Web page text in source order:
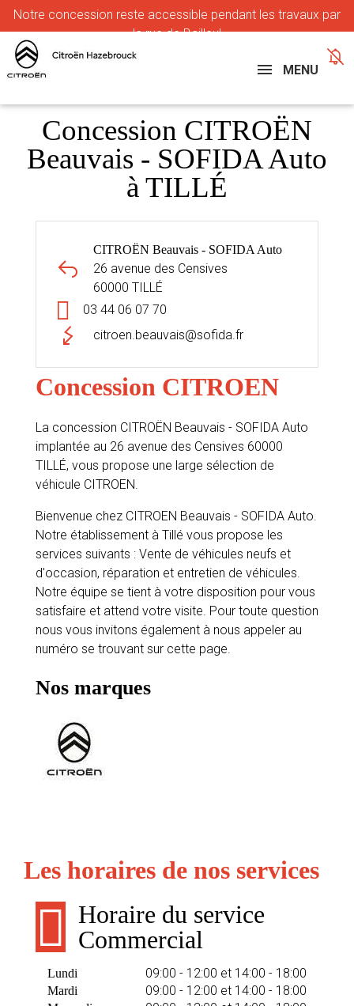
Notre concession reste accessible pendant les travaux par
la rue de Bailleul
MENU
Concession CITROËN
Beauvais - SOFIDA Auto
à TILLÉ
CITROËN Beauvais - SOFIDA Auto
26 avenue des Censives
60000 TILLÉ
03 44 06 07 70
citroen.beauvais@sofida.fr
Concession CITROEN
La concession CITROËN Beauvais - SOFIDA Auto
implantée au 26 avenue des Censives 60000
TILLÉ, vous propose une large sélection de
véhicule CITROEN.
Bienvenue chez CITROEN Beauvais - SOFIDA Auto.
Notre établissement à Tillé vous propose les
services suivants : Vente de véhicules neufs et
d'occasion, réparation et entretien de véhicules.
Notre équipe se tient à votre disposition pour vous
satisfaire et attend votre visite. Pour toute question
nous vous invitons également à nous appeler au
numéro se trouvant sur cette page.
Nos marques
Les horaires de nos services
Horaire du service
Commercial
Lundi 09:00 - 12:00 et 14:00 - 18:00
Mardi 09:00 - 12:00 et 14:00 - 18:00